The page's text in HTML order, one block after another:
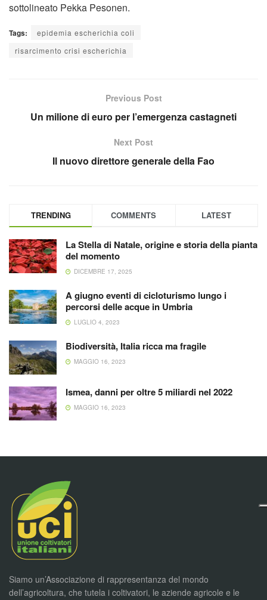
sottolineato Pekka Pesonen.
Tags:
epidemia escherichia coli
risarcimento crisi escherichia
Previous Post
Un milione di euro per l’emergenza castagneti
Next Post
Il nuovo direttore generale della Fao
TRENDING COMMENTS LATEST
La Stella di Natale, origine e storia della pianta
del momento
DICEMBRE 17, 2025
A giugno eventi di cicloturismo lungo i
percorsi delle acque in Umbria
LUGLIO 4, 2023
Biodiversità, Italia ricca ma fragile
MAGGIO 16, 2023
Ismea, danni per oltre 5 miliardi nel 2022
MAGGIO 16, 2023
Siamo un’Associazione di rappresentanza del mondo
dell’agricoltura, che tutela i coltivatori, le aziende agricole e le